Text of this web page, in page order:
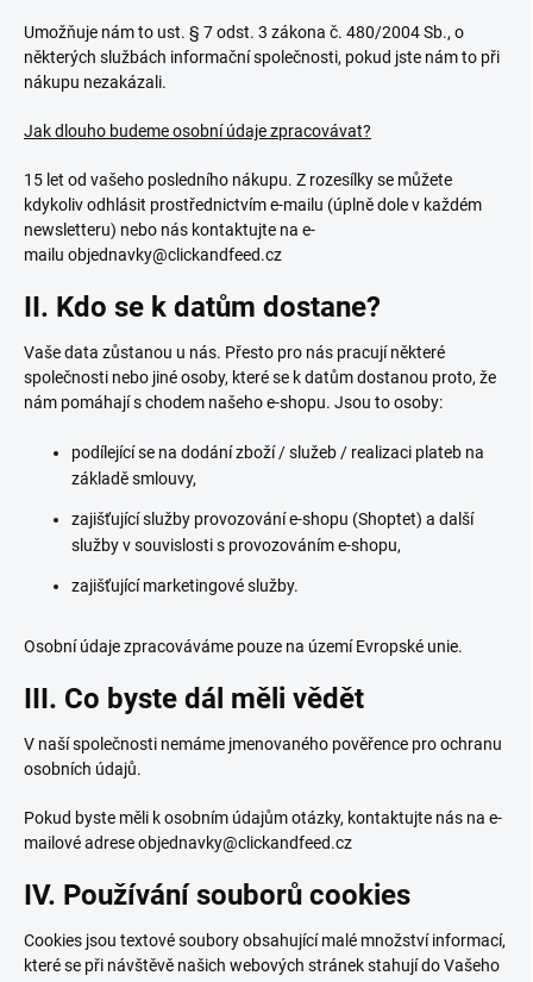
Umožňuje nám to ust. § 7 odst. 3 zákona č. 480/2004 Sb., o
některých službách informační společnosti, pokud jste nám to při
nákupu nezakázali.
Jak dlouho budeme osobní údaje zpracovávat?
15 let od vašeho posledního nákupu. Z rozesílky se můžete
kdykoliv odhlásit prostřednictvím e-mailu (úplně dole v každém
newsletteru) nebo nás kontaktujte na e-
mailu objednavky@clickandfeed.cz
II. Kdo se k datům dostane?
Vaše data zůstanou u nás. Přesto pro nás pracují některé
společnosti nebo jiné osoby, které se k datům dostanou proto, že
nám pomáhají s chodem našeho e-shopu. Jsou to osoby:
podílející se na dodání zboží / služeb / realizaci plateb na
základě smlouvy,
zajišťující služby provozování e-shopu (Shoptet) a další
služby v souvislosti s provozováním e-shopu,
zajišťující marketingové služby.
Osobní údaje zpracováváme pouze na území Evropské unie.
III. Co byste dál měli vědět
V naší společnosti nemáme jmenovaného pověřence pro ochranu
osobních údajů.
Pokud byste měli k osobním údajům otázky, kontaktujte nás na e-
mailové adrese objednavky@clickandfeed.cz
IV. Používání souborů cookies
Cookies jsou textové soubory obsahující malé množství informací,
které se při návštěvě našich webových stránek stahují do Vašeho